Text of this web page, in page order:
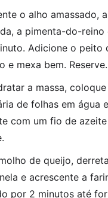
o alho amassado,
a pimenta-do-reino
Adicione o peito
e mexa bem. Reserve.
a massa,
de folhas em água
com um fio de
de queijo,
e acrescente a
por 2 minutos até